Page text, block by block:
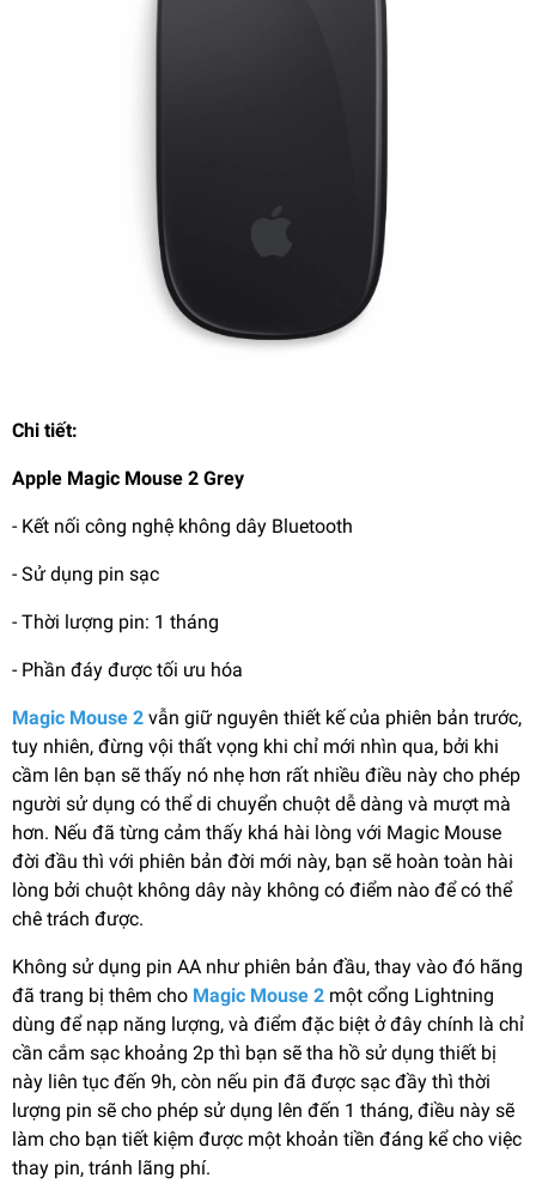
Chi tiết:
Apple Magic Mouse 2 Grey
- Kết nối công nghệ không dây Bluetooth
- Sử dụng pin sạc
- Thời lượng pin: 1 tháng
- Phần đáy được tối ưu hóa
Magic Mouse 2 vẫn giữ nguyên thiết kế của phiên bản trước,
tuy nhiên, đừng vội thất vọng khi chỉ mới nhìn qua, bởi khi
cầm lên bạn sẽ thấy nó nhẹ hơn rất nhiều điều này cho phép
người sử dụng có thể di chuyển chuột dễ dàng và mượt mà
hơn. Nếu đã từng cảm thấy khá hài lòng với Magic Mouse
đời đầu thì với phiên bản đời mới này, bạn sẽ hoàn toàn hài
lòng bởi chuột không dây này không có điểm nào để có thể
chê trách được.
Không sử dụng pin AA như phiên bản đầu, thay vào đó hãng
đã trang bị thêm cho Magic Mouse 2 một cổng Lightning
dùng để nạp năng lượng, và điểm đặc biệt ở đây chính là chỉ
cần cắm sạc khoảng 2p thì bạn sẽ tha hồ sử dụng thiết bị
này liên tục đến 9h, còn nếu pin đã được sạc đầy thì thời
lượng pin sẽ cho phép sử dụng lên đến 1 tháng, điều này sẽ
làm cho bạn tiết kiệm được một khoản tiền đáng kể cho việc
thay pin, tránh lãng phí.